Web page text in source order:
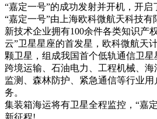
“嘉定一号”的成功发射并开机，开启
“嘉定一号”由上海欧科微航天科技
新技术企业拥有100余件各类知识产
云”卫星星座的首发星，欧科微航天
颗卫星，组成我国首个低轨通信卫
跨境运输、石油电力、工程机械、
监测、森林防护、紧急通信等行业用
务。
集装箱海运将有卫星全程监控，“嘉
新征程!